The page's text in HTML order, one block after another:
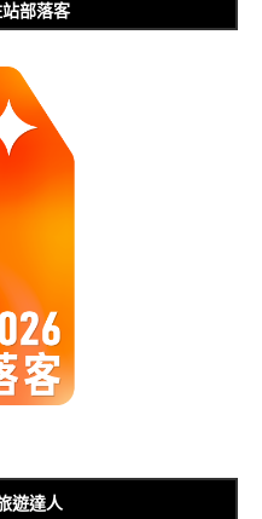
部落客
遊達人